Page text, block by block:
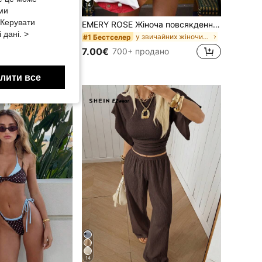
з короткими рукавами-капсулами, літній топ з V-подібним вирізом, стрункий, універсальний
14
EMERY ROSE Жіноча повсякденна футболка з круглим вирізом, коротким рукавом і вирізом у формі серця на спині
#1 Бестселер у звичайних жіночих футболках
7.00€ 700+ продано
14
>
все